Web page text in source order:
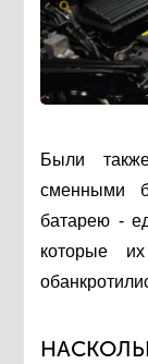
Были
сменными
батарею -
которые